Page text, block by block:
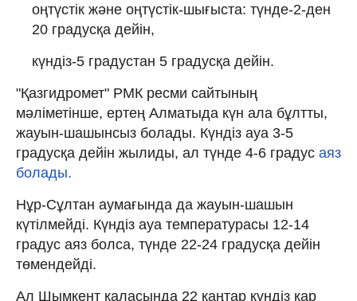
оңтүстік және оңтүстік-шығыста: түнде-2-ден
20 градусқа дейін,
күндіз-5 градустан 5 градусқа дейін.
"Қазгидромет" РМК ресми сайтының
мәліметінше, ертең Алматыда күн ала бұлтты,
жауын-шашынсыз болады. Күндіз ауа 3-5
градусқа дейін жылиды, ал түнде 4-6 градус аяз
болады.
Нұр-Сұлтан аумағында да жауын-шашын
күтілмейді. Күндіз ауа температурасы 12-14
градус аяз болса, түнде 22-24 градусқа дейін
төмендейді.
Ал Шымкент қаласында 22 қаңтар күндіз қар